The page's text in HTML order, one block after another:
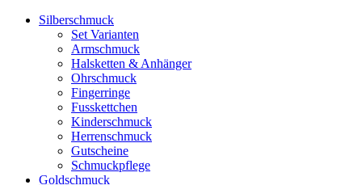
Silberschmuck
Set Varianten
Armschmuck
Halsketten & Anhänger
Ohrschmuck
Fingerringe
Fusskettchen
Kinderschmuck
Herrenschmuck
Gutscheine
Schmuckpflege
Goldschmuck